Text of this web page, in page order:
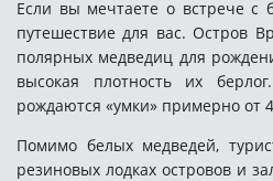
Если вы мечтаете о встрече с
путешествие для вас. Остров
полярных медведиц для
высокая плотность их
рождаются «умки» примерно от
Помимо белых медведей,
резиновых лодках островов и